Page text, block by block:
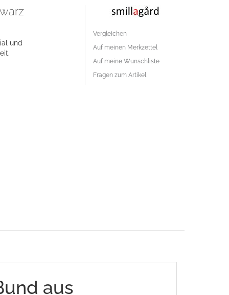
und
Vergleichen
Auf meinen Merkzettel
Auf meine Wunschliste
Fragen zum Artikel
aus